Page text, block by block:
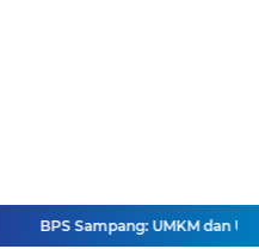
BPS Sampang: UMKM dan